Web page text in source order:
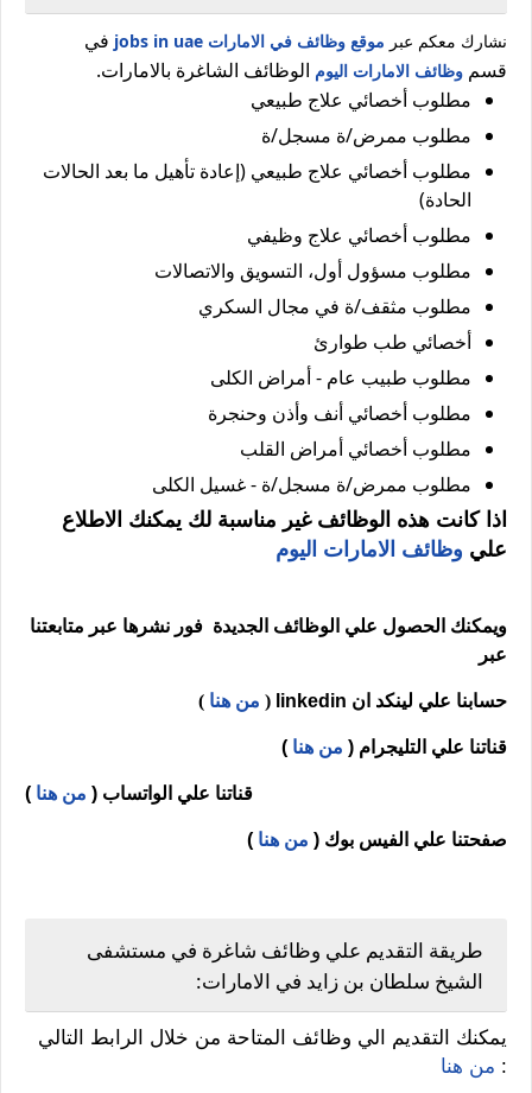
نشارك معكم عبر موقع وظائف في الامارات jobs in uae
في
قسم وظائف الامارات اليوم الوظائف الشاغرة بالامارات.
مطلوب أخصائي علاج طبيعي
مطلوب ممرض/ة مسجل/ة
مطلوب أخصائي علاج طبيعي (إعادة تأهيل ما بعد الحالات
الحادة)
مطلوب أخصائي علاج وظيفي
مطلوب مسؤول أول، التسويق والاتصالات
مطلوب مثقف/ة في مجال السكري
أخصائي طب طوارئ
مطلوب طبيب عام - أمراض الكلى
مطلوب أخصائي أنف وأذن وحنجرة
مطلوب أخصائي أمراض القلب
مطلوب ممرض/ة مسجل/ة - غسيل الكلى
اذا كانت هذه الوظائف غير مناسبة لك يمكنك الاطلاع
علي وظائف الامارات اليوم
ويمكنك الحصول علي الوظائف الجديدة فور نشرها عبر متابعتنا
عبر
حسابنا علي لينكد ان linkedin
( من هنا )
قناتنا علي التليجرام ( من هنا )
قناتنا علي الواتساب ( من هنا )
صفحتنا علي الفيس بوك ( من هنا )
طريقة التقديم علي وظائف شاغرة في مستشفى
الشيخ سلطان بن زايد في الامارات:
يمكنك التقديم الي وظائف المتاحة من خلال الرابط التالي
: من هنا